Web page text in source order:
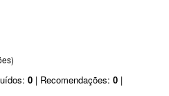
0 | Recomendações: 0 |